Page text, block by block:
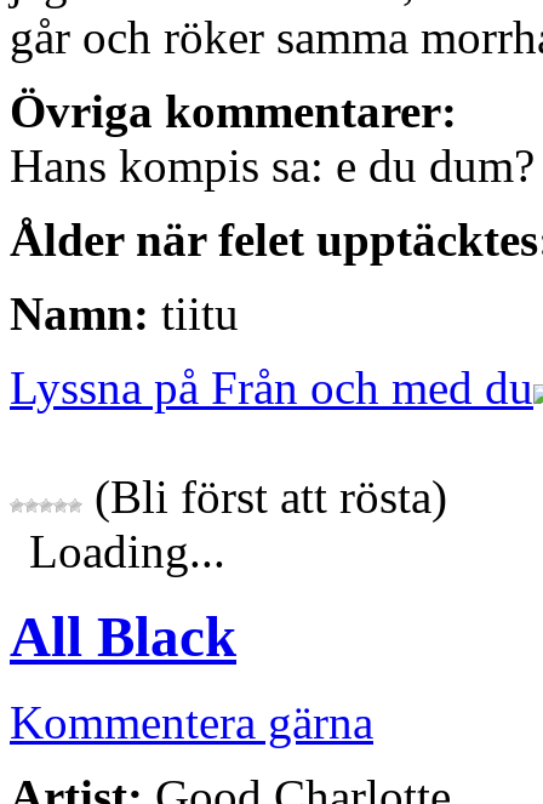
går och röker samma
Övriga kommentarer:
Hans kompis sa: e du
Ålder när felet
Namn: tiitu
Lyssna på Från och med du
(Bli först att rösta)
Loading...
All Black
Kommentera gärna